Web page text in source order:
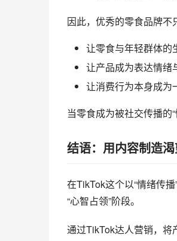
因此，优秀的零食品牌不
让零食与年轻群体的
让产品成为表达情绪
让消费行为本身成为
当零食成为被社交传播的
结语：用内容制造
在TikTok这个以“情绪传
“心智占领”阶段。
通过TikTok达人营销，将